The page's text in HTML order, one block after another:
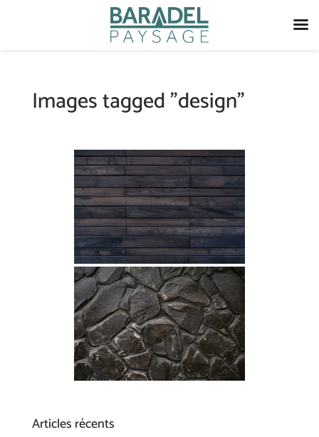
Images tagged "design"
Articles récents